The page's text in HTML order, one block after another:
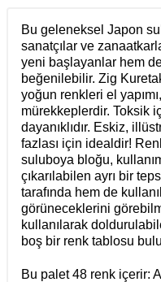
Bu geleneksel Japon
sanatçılar ve
yeni başlayanlar hem
beğenilebilir. Zig
yoğun renkleri el
mürekkeplerdir. Toksik
dayanıklıdır. Eskiz,
fazlası için idealdir!
suluboya bloğu,
çıkarılabilen ayrı bir
tarafında hem de
görüneceklerini
kullanılarak
boş bir renk tablosu
Bu palet 48 renk içerir: